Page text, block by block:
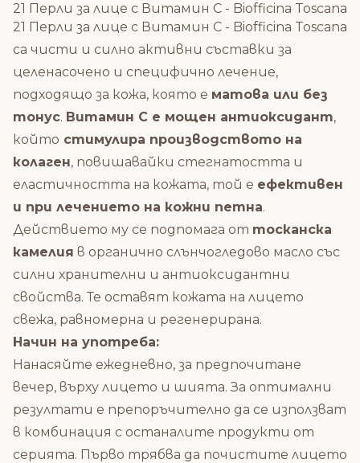
21 Перли за лице с Витамин С - Biofficina Toscana
21 Перли за лице с Витамин С - Biofficina Toscana
са чисти и силно активни съставки за
целенасочено и специфично лечение,
подходящо за кожа, която е матова или без
тонус. Витамин С е мощен антиоксидант,
който стимулира производството на
колаген, повишавайки стегнатостта и
еластичността на кожата, той е ефективен
и при лечението на кожни петна.
Действието му се подпомага от тосканска
камелия в органично слънчогледово масло със
силни хранителни и антиоксидантни
свойства. Те оставят кожата на лицето
свежа, равномерна и регенерирана.
Начин на употреба:
Нанасяйте ежедневно, за предпочитане
вечер, върху лицето и шията. За оптимални
резултати е препоръчително да се използват
в комбинация с останалите продукти от
серията. Първо трябва да почистите лицето